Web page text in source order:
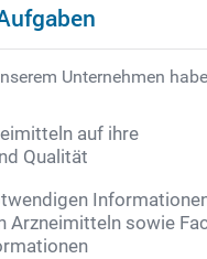
Unternehmen
auf ihre
Qualität
Arzneimitteln sowie